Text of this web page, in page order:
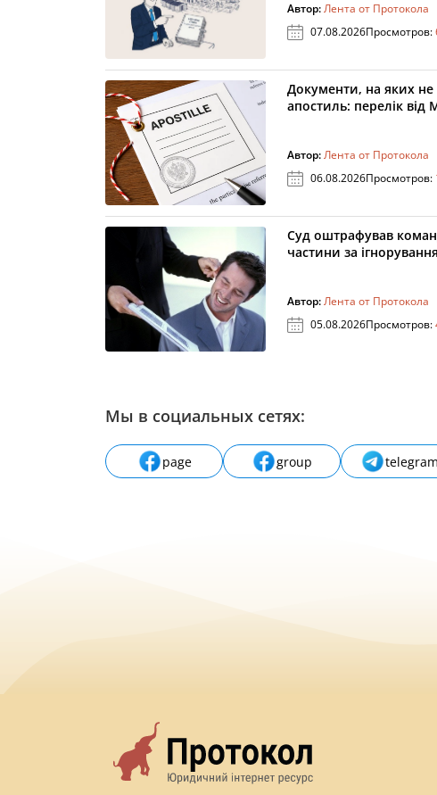
Автор:Лента от Протокола
07.08.2026Просмотров:
Документи, на яких не
апостиль: перелік від
Автор:Лента от Протокола
06.08.2026Просмотров:
Суд оштрафував
частини за
Автор:Лента от Протокола
05.08.2026Просмотров:
Мы в социальных сетях:
page group telegram